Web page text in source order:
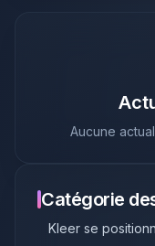
Aucune
Catégorie
Kleer se